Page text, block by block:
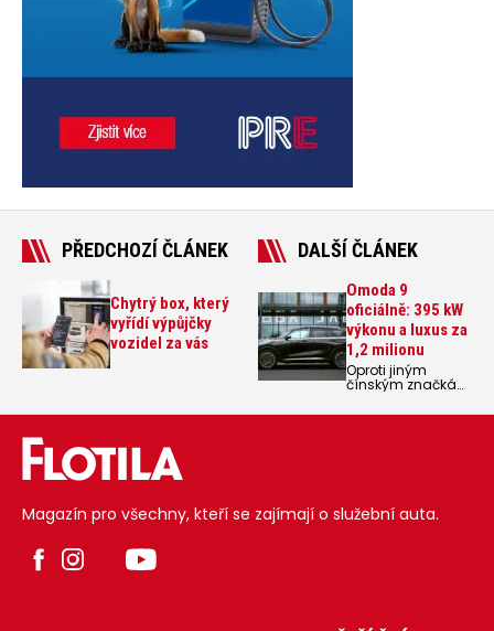
PŘEDCHOZÍ ČLÁNEK
Chytrý box, který
vyřídí výpůjčky
vozidel za vás
DALŠÍ ČLÁNEK
Omoda 9
oficiálně: 395 kW
výkonu a luxus za
1,2 milionu
Oproti jiným
čínským značkám
na český trh
registrovaných
Magazín pro všechny, kteří se zajímají o služební auta.